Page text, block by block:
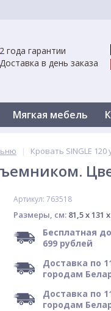
2 года гарантии
Доставка в день заказа
Мягкая мебель
| Кровать SINGLE
Артикул: 763518
Размеры, см: 81,5 x 131
Бесплатная
699 рублей
Доставка по
городам
Доставка по
городам